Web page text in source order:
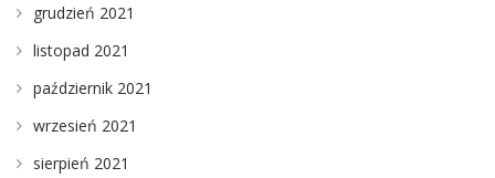
grudzień 2021
listopad 2021
październik 2021
wrzesień 2021
sierpień 2021